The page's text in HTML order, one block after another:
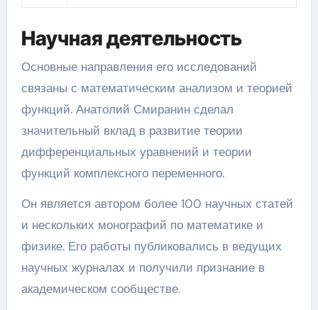
Научная деятельность
Основные направления его исследований
связаны с математическим анализом и теорией
функций. Анатолий Смиранин сделал
значительный вклад в развитие теории
дифференциальных уравнений и теории
функций комплексного переменного.
Он является автором более 100 научных статей
и нескольких монографий по математике и
физике. Его работы публиковались в ведущих
научных журналах и получили признание в
академическом сообществе.